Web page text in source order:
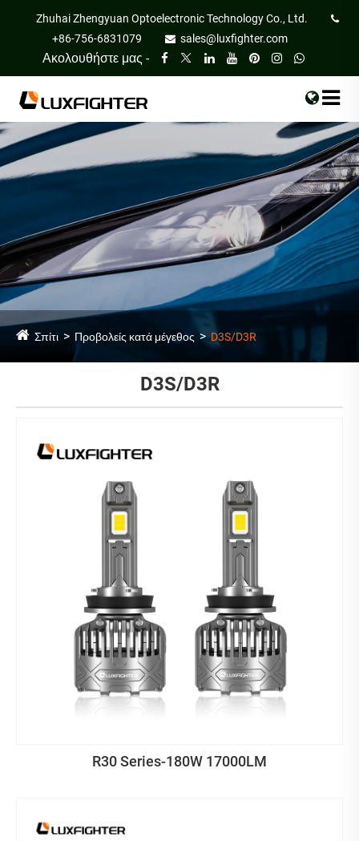
Zhuhai Zhengyuan Optoelectronic Technology Co., Ltd.
+86-756-6831079
sales@luxfighter.com
Ακολουθήστε μας -
Σπίτι Προβολείς κατά μέγεθος D3S/D3R
D3S/D3R
R30 Series-180W 17000LM